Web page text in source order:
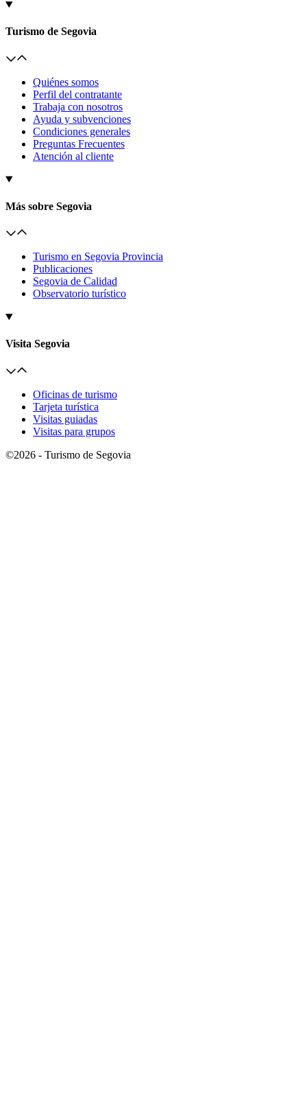
Turismo de Segovia
Quiénes somos
Perfil del contratante
Trabaja con nosotros
Ayuda y subvenciones
Condiciones generales
Preguntas Frecuentes
Atención al cliente
Más sobre Segovia
Turismo en Segovia Provincia
Publicaciones
Segovia de Calidad
Observatorio turístico
Visita Segovia
Oficinas de turismo
Tarjeta turística
Visitas guiadas
Visitas para grupos
©2026 - Turismo de Segovia